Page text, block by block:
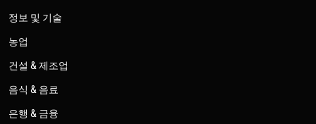
정보 및 기술
농업
건설 & 제조업
음식 & 음료
은행 & 금융